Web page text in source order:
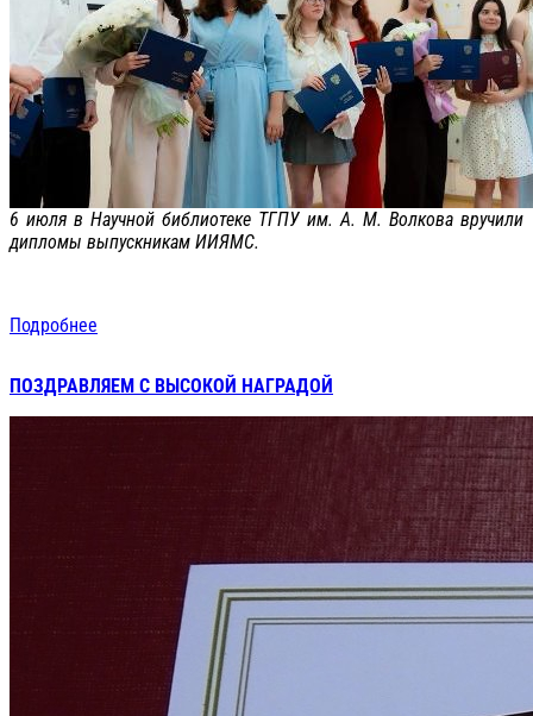
6 июля в Научной библиотеке ТГПУ им. А. М. Волкова вручили
дипломы выпускникам ИИЯМС.
Подробнее
ПОЗДРАВЛЯЕМ С ВЫСОКОЙ НАГРАДОЙ